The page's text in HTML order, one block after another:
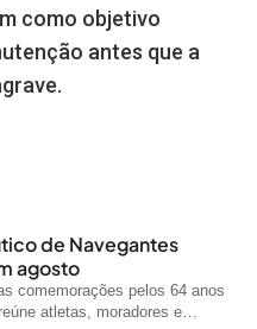
como objetivo
antes que a
de Navegantes
agosto
comemorações pelos 64 anos
atletas, moradores e